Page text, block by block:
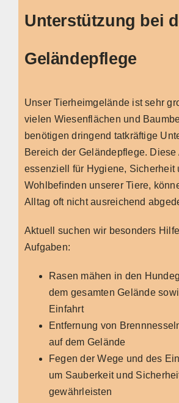
Unterstützung bei
Geländepflege
Unser Tierheimgelände ist sehr
vielen Wiesenflächen und
benötigen dringend tatkräftige
Bereich der Geländepflege. Diese
essenziell für Hygiene, Sicherheit
Wohlbefinden unserer Tiere,
Alltag oft nicht ausreichend
Aktuell suchen wir besonders
Aufgaben:
Rasen mähen in den
dem gesamten Gelände
Einfahrt
Entfernung von
auf dem Gelände
Fegen der Wege und des
um Sauberkeit und
gewährleisten